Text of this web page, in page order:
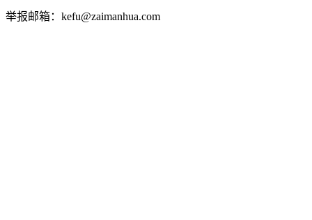
举报邮箱：kefu@zaimanhua.com